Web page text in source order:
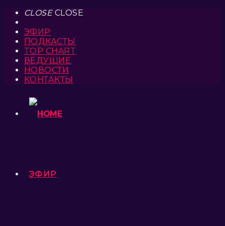
CLOSECLOSE
ЭФИР
ПОДКАСТЫ
TOP CHART
ВЕДУЩИЕ
НОВОСТИ
КОНТАКТЫ
ЭФИР